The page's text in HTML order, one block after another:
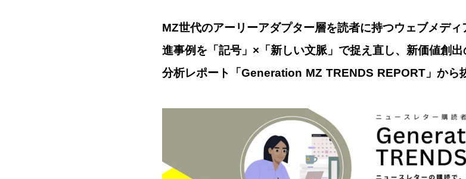
MZ世代のアーリーアダプター層を読者に持つウェブメデ
進事例を「記号」×「新しい文脈」で捉え直し、新価値創
分析レポート「Generation MZ TRENDS REPORT」から